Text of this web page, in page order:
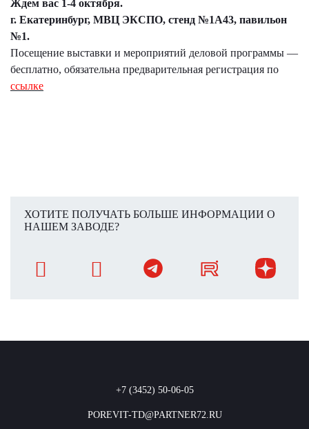
Ждем вас 1-4 октября.
г. Екатеринбург, МВЦ ЭКСПО, стенд №1А43, павильон
№1.
Посещение выставки и мероприятий деловой программы —
бесплатно, обязательна предварительная регистрация по
ссылке
ХОТИТЕ ПОЛУЧАТЬ БОЛЬШЕ ИНФОРМАЦИИ О
НАШЕМ ЗАВОДЕ?
+7 (3452) 50-06-05
POREVIT-TD@PARTNER72.RU